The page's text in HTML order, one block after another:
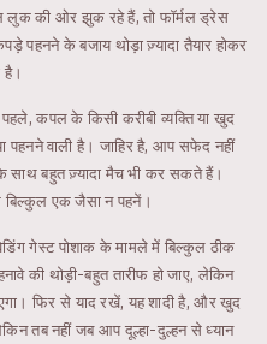
की ओर झुक रहे हैं, तो फॉर्मल ड्रेस
पहनने के बजाय थोड़ा ज़्यादा तैयार होकर
है।
कपल के किसी करीबी व्यक्ति या खुद
पहनने वाली है। जाहिर है, आप सफेद नहीं
बहुत ज़्यादा मैच भी कर सकते हैं।
एक जैसा न पहनें।
गेस्ट पोशाक के मामले में बिल्कुल ठीक
की थोड़ी-बहुत तारीफ हो जाए, लेकिन
फिर से याद रखें, यह शादी है, और खुद
तब नहीं जब आप दूल्हा-दुल्हन से ध्यान